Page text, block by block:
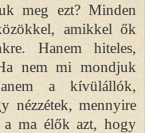
meg ezt? Minden
amikkel ők
Hanem hiteles,
nem mi mondjuk
a kívülállók,
nézzétek, mennyire
a ma élők azt, hogy